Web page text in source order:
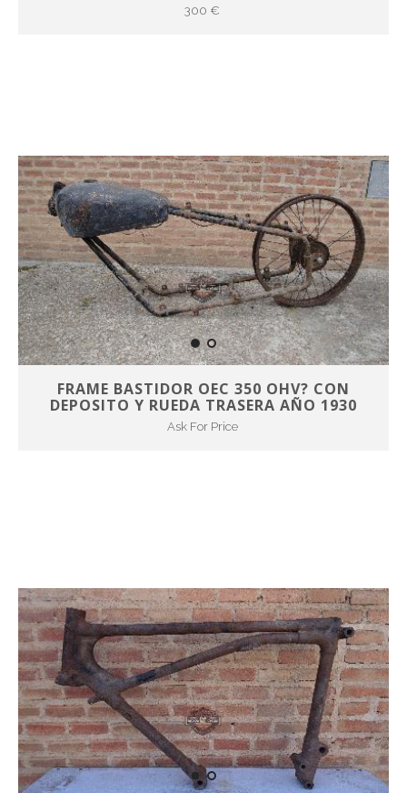
300 €
FRAME BASTIDOR OEC 350 OHV? CON
DEPOSITO Y RUEDA TRASERA AÑO 1930
Ask For Price